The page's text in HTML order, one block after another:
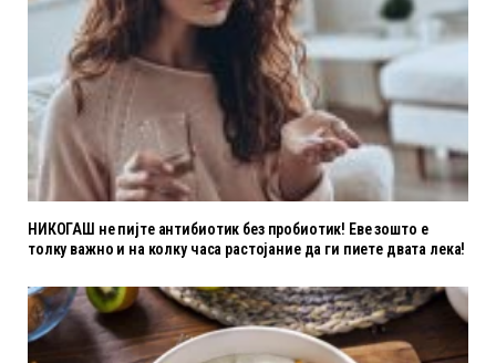
НИКОГАШ не пијте антибиотик без пробиотик! Еве зошто е
толку важно и на колку часа растојание да ги пиете двата лека!